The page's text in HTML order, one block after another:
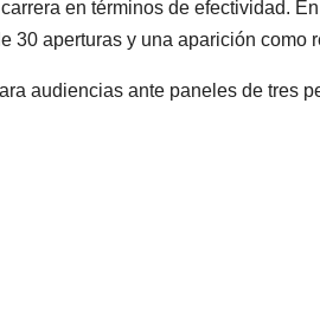
en términos de efectividad.
30 aperturas y una aparición como
audiencias ante paneles de tres